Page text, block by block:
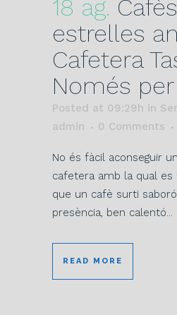
18 ag.
estrelles
Cafetera
Només
Posted at 09:29h in
admin
0 Comments
No és fàcil aconseguir
cafetera amb la qual es
que un cafè surti
presència, ben calentó...
READ MORE